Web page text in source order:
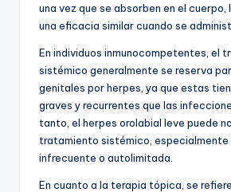
una vez que se absorben en el cuerpo,
una eficacia similar cuando se
En individuos inmunocompetentes, el
sistémico generalmente se reserva
genitales por herpes, ya que estas
graves y recurrentes que las
tanto, el herpes orolabial leve puede
tratamiento sistémico, especialmente
infrecuente o autolimitada.
En cuanto a la terapia tópica, se